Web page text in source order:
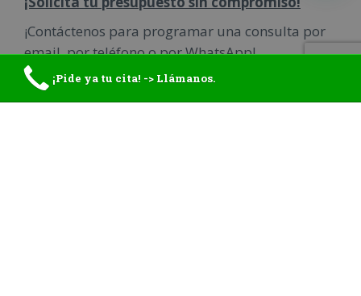
¡Contáctenos para programar una consulta por
email, por teléfono o por WhatsApp!
☎️ TELÉFONO :958 86 19 71
¡Pide ya tu cita! -> Llámanos.